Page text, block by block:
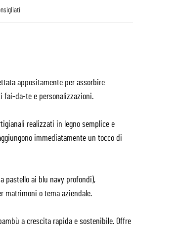
appositamente per assorbire
fai-da-te e personalizzazioni.
realizzati in legno semplice e
immediatamente un tocco di
pastello ai blu navy profondi),
matrimoni o tema aziendale.
a crescita rapida e sostenibile. Offre